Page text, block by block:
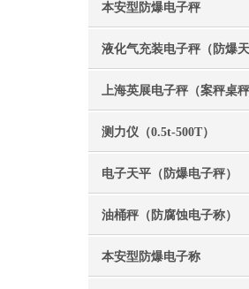
本安型防爆电子秤
上海英展电子秤（案秤桌秤
测力仪（0.5t-500T）
电子天平（防爆电子秤）
油桶秤（防腐蚀电子称）
本安型防爆电子称